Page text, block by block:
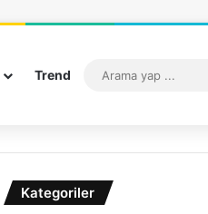
Trend
Kategoriler